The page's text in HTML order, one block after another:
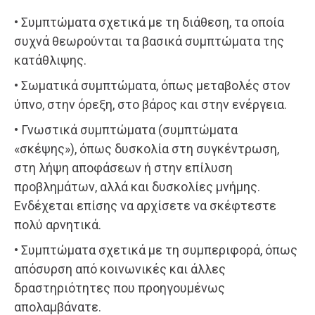
• Συμπτώματα σχετικά με τη διάθεση, τα οποία
συχνά θεωρούνται τα βασικά συμπτώματα της
κατάθλιψης.
• Σωματικά συμπτώματα, όπως μεταβολές στον
ύπνο, στην όρεξη, στο βάρος και στην ενέργεια.
• Γνωστικά συμπτώματα (συμπτώματα
«σκέψης»), όπως δυσκολία στη συγκέντρωση,
στη λήψη αποφάσεων ή στην επίλυση
προβλημάτων, αλλά και δυσκολίες μνήμης.
Ενδέχεται επίσης να αρχίσετε να σκέφτεστε
πολύ αρνητικά.
• Συμπτώματα σχετικά με τη συμπεριφορά, όπως
απόσυρση από κοινωνικές και άλλες
δραστηριότητες που προηγουμένως
απολαμβάνατε.